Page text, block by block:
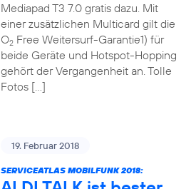
Mediapad T3 7.0 gratis dazu. Mit
einer zusätzlichen Multicard gilt die
O2Free Weitersurf-Garantie1) für
beide Geräte und Hotspot-Hopping
gehört der Vergangenheit an. Tolle
Fotos […]
19. Februar 2018
SERVICEATLAS MOBILFUNK 2018: